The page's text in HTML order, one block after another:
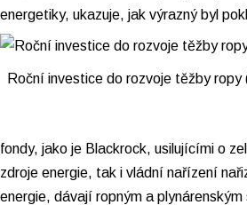
energetiky, ukazuje, jak výrazný byl
Roční investice do rozvoje těžby ropy
fondy, jako je Blackrock, usilujícími o
zdroje energie, tak i vládní nařízení
energie, dávají ropným a